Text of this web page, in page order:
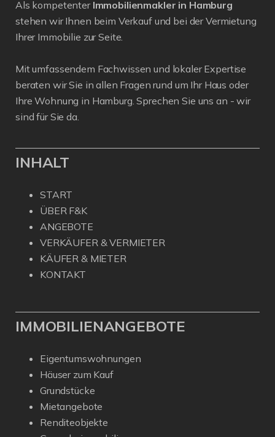
Als kompetenter Immobilienmakler in Hamburg
stehen wir Ihnen beim Verkauf und bei der Vermietung
Ihrer Immobilie zur Seite.
Mit umfassendem Fachwissen und lokaler Expertise
beraten wir Sie in allen Fragen rund um Ihr Haus oder
Ihre Wohnung in Hamburg. Sprechen Sie uns an - wir
sind für Sie da.
INHALT
START
ÜBER F&K
ANGEBOTE
VERKÄUFER & VERMIETER
KÄUFER & MIETER
KONTAKT
IMMOBILIENANGEBOTE
Eigentumswohnungen
Häuser zum Kauf
Grundstücke
Mietangebote
Renditeobjekte